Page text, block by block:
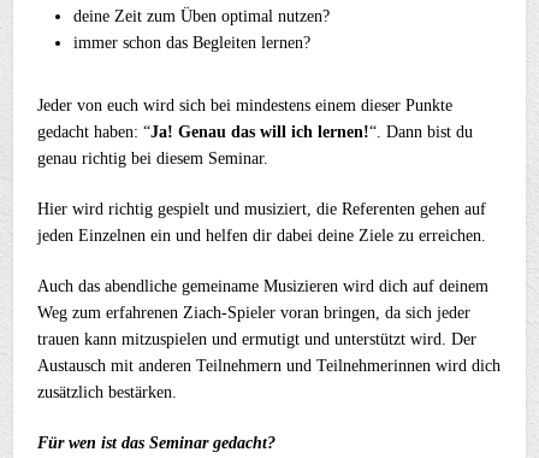
deine Zeit zum Üben optimal nutzen?
immer schon das Begleiten lernen?
Jeder von euch wird sich bei mindestens einem dieser Punkte
gedacht haben: “Ja! Genau das will ich lernen!“. Dann bist du
genau richtig bei diesem Seminar.
Hier wird richtig gespielt und musiziert, die Referenten gehen auf
jeden Einzelnen ein und helfen dir dabei deine Ziele zu erreichen.
Auch das abendliche gemeiname Musizieren wird dich auf deinem
Weg zum erfahrenen Ziach-Spieler voran bringen, da sich jeder
trauen kann mitzuspielen und ermutigt und unterstützt wird. Der
Austausch mit anderen Teilnehmern und Teilnehmerinnen wird dich
zusätzlich bestärken.
Für wen ist das Seminar gedacht?